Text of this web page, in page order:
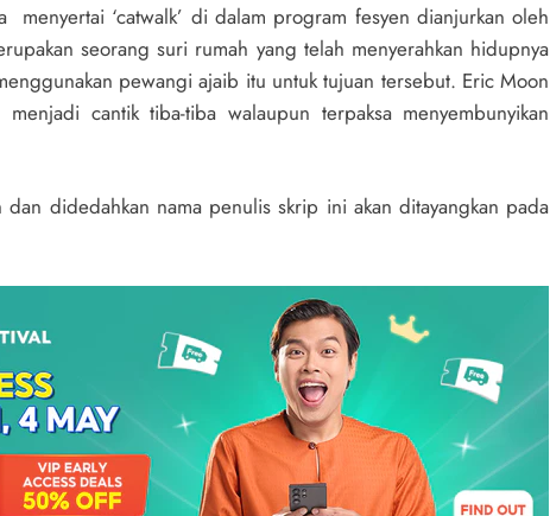
‘catwalk’ di dalam program fesyen dianjurkan oleh
seorang suri rumah yang telah menyerahkan hidupnya
pewangi ajaib itu untuk tujuan tersebut. Eric Moon
cantik tiba-tiba walaupun terpaksa menyembunyikan
didedahkan nama penulis skrip ini akan ditayangkan pada